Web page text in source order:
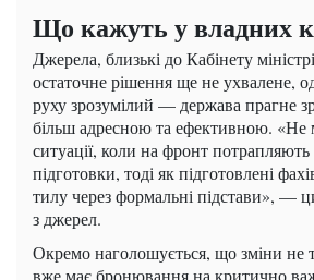
Що кажуть у владних
Джерела, близькі до Кабінету
остаточне рішення ще не ухвалене,
руху зрозумілий — держава прагне
більш адресною та ефективною. «Не
ситуації, коли на фронт
підготовки, тоді як підготовлені
тилу через формальні підстави», —
з джерел.
Окремо наголошується, що зміни не
вже має бронювання на критично